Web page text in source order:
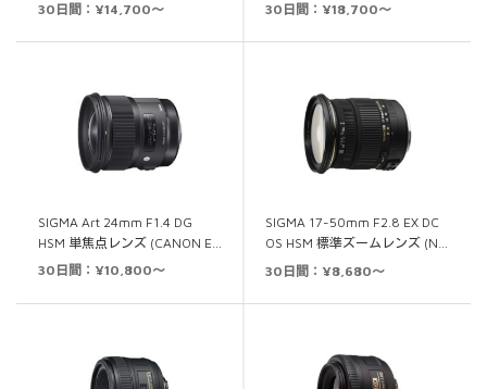
30日間：¥14,700～
30日間：¥18,700～
SIGMA Art 24mm F1.4 DG
HSM 単焦点レンズ (CANON E…
30日間：¥10,800～
SIGMA 17-50mm F2.8 EX DC
OS HSM 標準ズームレンズ (N…
30日間：¥8,680～